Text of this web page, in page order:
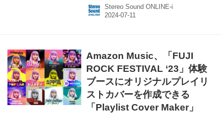
配信する。 FUJI ROCK FESTIVAL ‘24のGREEN
STAGE、WHITE STAGE、RED MARQUEE、
動画を、Prime VideoとTwitchのAmazon Mus...
Stereo Sound ONLINE-i
Amazon Music、「FUJI
ROCK FESTIVAL ‘23」体験
ブースにオリジナルプレイリ
ストカバーを作成できる
「Playlist Cover Maker」